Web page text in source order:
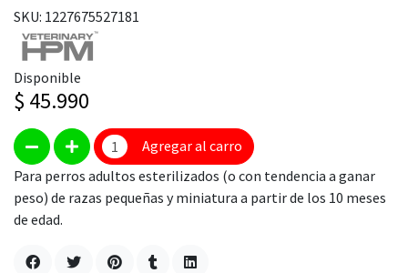
SKU: 1227675527181
Disponible
$ 45.990
Agregar al carro
Para perros adultos esterilizados (o con tendencia a ganar
peso) de razas pequeñas y miniatura a partir de los 10 meses
de edad.